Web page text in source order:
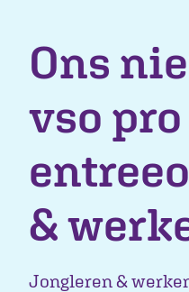
Ons
vso
&
Jongleren &